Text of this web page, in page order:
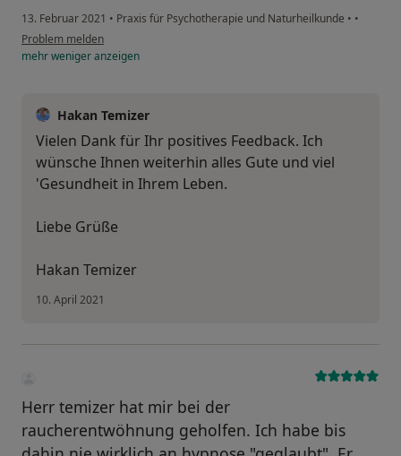
13. Februar 2021 • Praxis für Psychotherapie und Naturheilkunde • •
Problem melden
mehrwenigeranzeigen
Hakan Temizer
Vielen Dank für Ihr positives Feedback. Ich
wünsche Ihnen weiterhin alles Gute und viel
'Gesundheit in Ihrem Leben.
Liebe Grüße
Hakan Temizer
10. April 2021
Herr temizer hat mir bei der
raucherentwöhnung geholfen. Ich habe bis